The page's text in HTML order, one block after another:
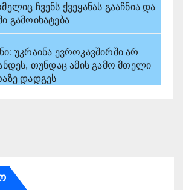
ჩვენს ქვეყანას გააჩნია და
გამოიხატება
უკრაინა ევროკავშირში არ
თუნდაც ამის გამო მთელი
დადგეს